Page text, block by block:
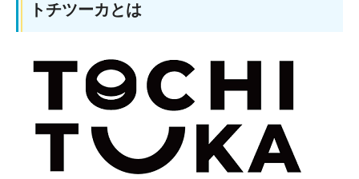
トチツーカとは